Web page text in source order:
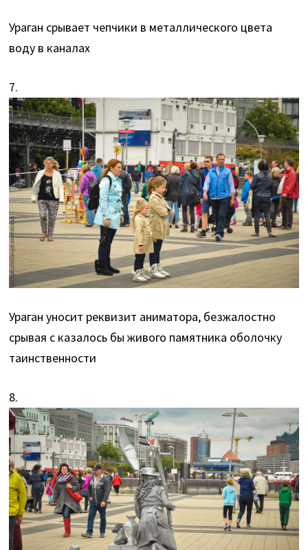
Ураган срывает чепчики в металлического цвета
воду в каналах
7.
Ураган уносит реквизит аниматора, безжалостно
срывая с казалось бы живого памятника оболочку
таинственности
8.